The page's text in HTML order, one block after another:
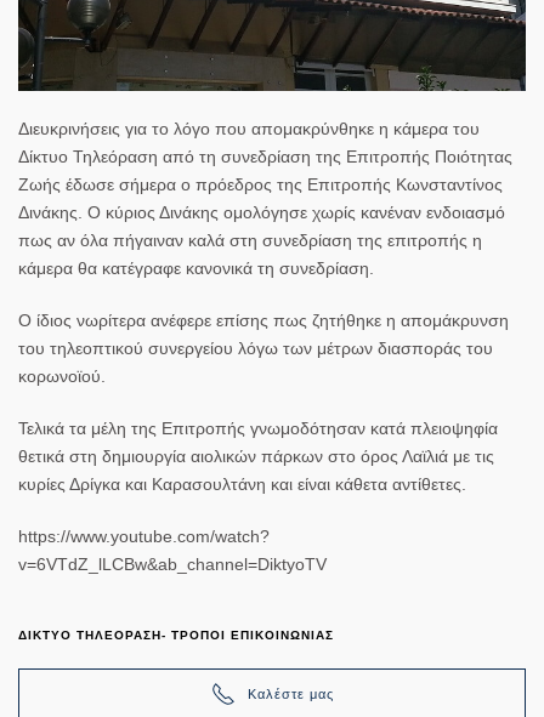
Διευκρινήσεις για το λόγο που απομακρύνθηκε η κάμερα του
Δίκτυο Τηλεόραση από τη συνεδρίαση της Επιτροπής Ποιότητας
Ζωής έδωσε σήμερα ο πρόεδρος της Επιτροπής Κωνσταντίνος
Δινάκης. Ο κύριος Δινάκης ομολόγησε χωρίς κανέναν ενδοιασμό
πως αν όλα πήγαιναν καλά στη συνεδρίαση της επιτροπής η
κάμερα θα κατέγραφε κανονικά τη συνεδρίαση.
Ο ίδιος νωρίτερα ανέφερε επίσης πως ζητήθηκε η απομάκρυνση
του τηλεοπτικού συνεργείου λόγω των μέτρων διασποράς του
κορωνοϊού.
Τελικά τα μέλη της Επιτροπής γνωμοδότησαν κατά πλειοψηφία
θετικά στη δημιουργία αιολικών πάρκων στο όρος Λαϊλιά με τις
κυρίες Δρίγκα και Καρασουλτάνη και είναι κάθετα αντίθετες.
https://www.youtube.com/watch?
v=6VTdZ_lLCBw&ab_channel=DiktyoTV
ΔΙΚΤΥΟ ΤΗΛΕΟΡΑΣΗ- ΤΡΟΠΟΙ ΕΠΙΚΟΙΝΩΝΙΑΣ
Καλέστε μας